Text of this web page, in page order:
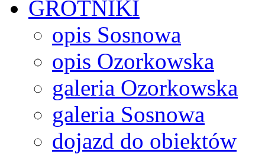
GROTNIKI
opis Sosnowa
opis Ozorkowska
galeria Ozorkowska
galeria Sosnowa
dojazd do obiektów